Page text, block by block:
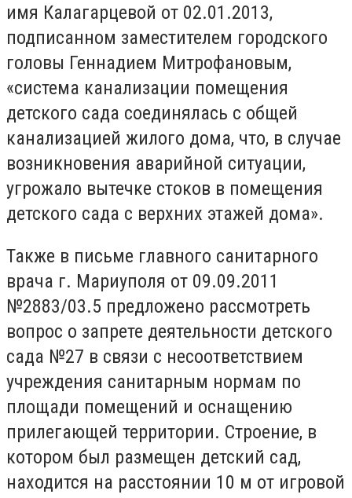
имя Калагарцевой от 02.01.2013,
подписанном заместителем городского
головы Геннадием Митрофановым,
«система канализации помещения
детского сада соединялась с общей
канализацией жилого дома, что, в случае
возникновения аварийной ситуации,
угрожало вытечке стоков в помещения
детского сада с верхних этажей дома».
Также в письме главного санитарного
врача г. Мариуполя от 09.09.2011
№2883/03.5 предложено рассмотреть
вопрос о запрете деятельности детского
сада №27 в связи с несоответствием
учреждения санитарным нормам по
площади помещений и оснащению
прилегающей территории. Строение, в
котором был размещен детский сад,
находится на расстоянии 10 м от игровой